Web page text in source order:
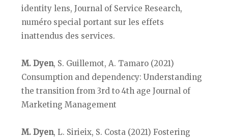
identity lens, Journal of Service Research,
numéro special portant sur les effets
inattendus des services.
M. Dyen, S. Guillemot, A. Tamaro (2021)
Consumption and dependency: Understanding
the transition from 3rd to 4th age Journal of
Marketing Management
M. Dyen, L. Sirieix, S. Costa (2021) Fostering